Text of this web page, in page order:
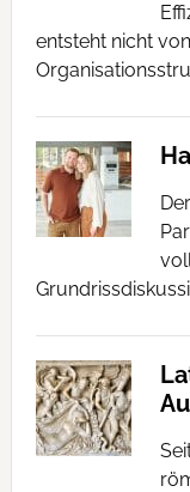
entsteht nicht